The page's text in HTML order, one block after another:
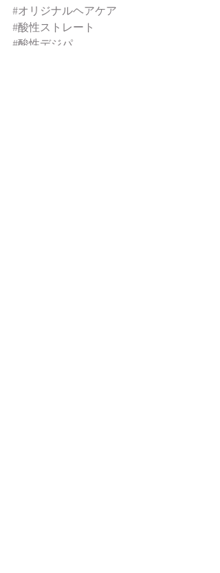
#オリジナルヘアケア
#酸性ストレート
#酸性デジパ